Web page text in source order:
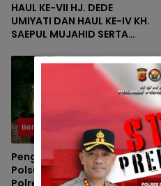
HAUL KE-VII HJ. DEDE
UMIYATI DAN HAUL KE-IV KH.
SAEPUL MUJAHID SERTA
HIMPUNAN ALUMNI DIGELAR
DI PONDOK PESANTREN AL-
FALAH SANUSSIYAH
Berita
Pengamanan Maksimal
Polsek Pangandaran dan
Polres Pangandaran,